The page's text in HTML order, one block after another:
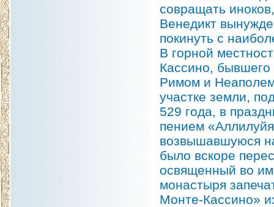
совращать
Венедикт
покинуть с
В горной
Кассино, бывшего
Римом и
участке земли,
529 года, в
пением
возвышавшуюся
было вскоре
освященный во
монастыря
Монте-Кассино»